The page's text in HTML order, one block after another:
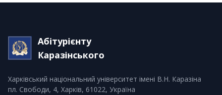
Абітурієнту
Каразінського
Харківський національний університет імені В.Н. Каразіна
пл. Свободи, 4, Харків, 61022, Україна